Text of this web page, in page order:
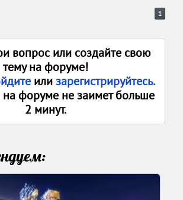
1
вопрос или создайте свою
тему на форуме!
илизарегистрируйтесь.
на форуме не заимет больше
2 минут.